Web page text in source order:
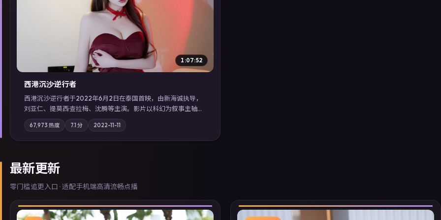
▶
1:07:52
西港沉沙·逆行者
西港沉沙·逆行者于2022年6月2日在泰国首映，由新海诚执导，
刘亚仁、提莫西·查拉梅、沈腾等主演。影片以科幻为叙事主轴，
失踪人口档案牵出跨国灰色产业链；摄影与配乐强化地域气质；
站内亦可通过「国产免费观看高清电视剧在线看」延展检索同类
型高分佳作，畅享高清在线追剧体验。
67,973 热度 7.1 分 2022-11-11
最新更新
零门槛追更入口 · 适配手机端高清流畅点播